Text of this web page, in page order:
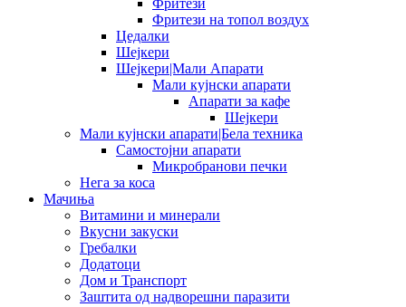
Фритези на топол воздух
Цедалки
Шејкери
Шејкери|Мали Апарати
Мали кујнски апарати
Апарати за кафе
Шејкери
Мали кујнски апарати|Бела техника
Самостојни апарати
Микробранови печки
Нега за коса
Мачиња
Витамини и минерали
Вкусни закуски
Гребалки
Додатоци
Дом и Транспорт
Заштита од надворешни паразити